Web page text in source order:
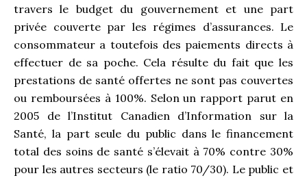
travers le budget du gouvernement et une part
privée couverte par les régimes d’assurances. Le
consommateur a toutefois des paiements directs à
effectuer de sa poche. Cela résulte du fait que les
prestations de santé offertes ne sont pas couvertes
ou remboursées à 100%. Selon un rapport parut en
2005 de l’Institut Canadien d’Information sur la
Santé, la part seule du public dans le financement
total des soins de santé s’élevait à 70% contre 30%
pour les autres secteurs (le ratio 70/30). Le public et